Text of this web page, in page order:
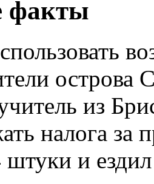
факты
острова
из
налога за
штуки и